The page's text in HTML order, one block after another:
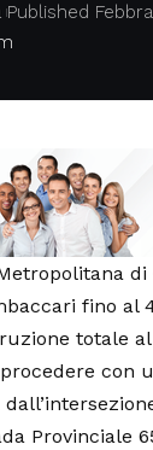
Published
fino al
totale
Provinciale